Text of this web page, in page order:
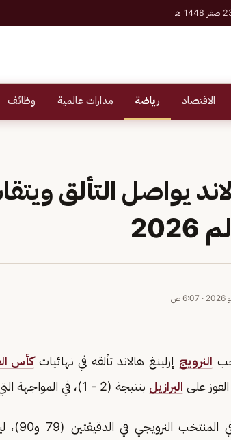
الاقتصاد رياضة مدارات عالمية وظائف
يواصل التألق
· 6:07 ص
النرويج إرلينغ هالاند تألقه في نهائياتكأس
الفوز على البرازيل بنتيجة (2 - 1)، في المواجهة التي جمعتهما ضمن منافسات دور الـ16.
وسجل